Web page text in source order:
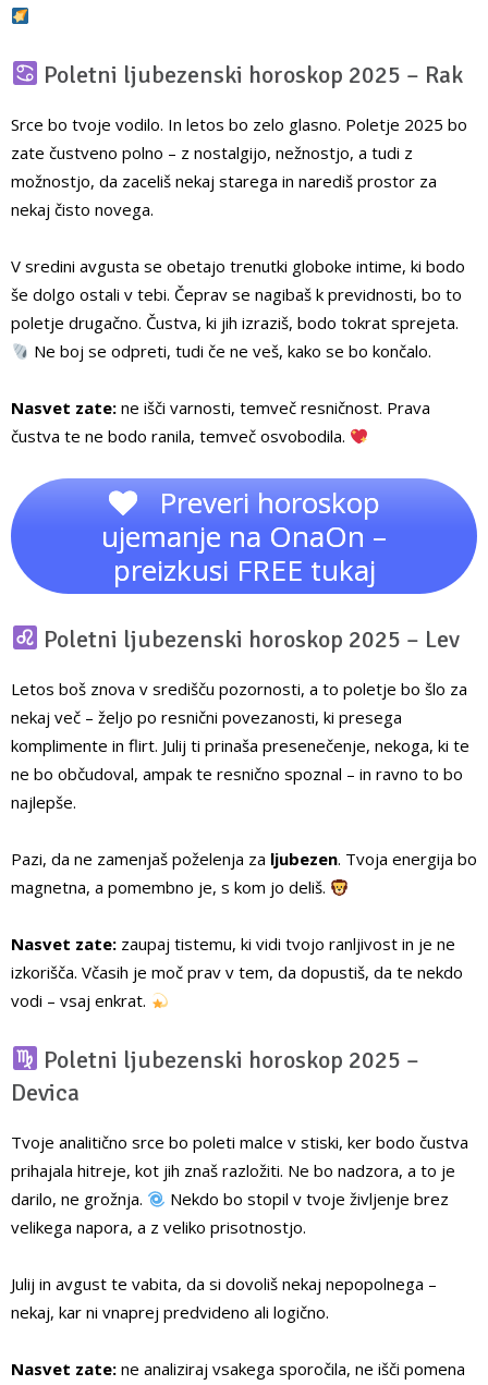
Poletni ljubezenski horoskop 2025 – Rak
Srce bo tvoje vodilo. In letos bo zelo glasno. Poletje 2025 bo
zate čustveno polno – z nostalgijo, nežnostjo, a tudi z
možnostjo, da zaceliš nekaj starega in narediš prostor za
nekaj čisto novega.
V sredini avgusta se obetajo trenutki globoke intime, ki bodo
še dolgo ostali v tebi. Čeprav se nagibaš k previdnosti, bo to
poletje drugačno. Čustva, ki jih izraziš, bodo tokrat sprejeta.
Ne boj se odpreti, tudi če ne veš, kako se bo končalo.
Nasvet zate: ne išči varnosti, temveč resničnost. Prava
čustva te ne bodo ranila, temveč osvobodila.
Preveri horoskop
ujemanje na OnaOn –
preizkusi FREE tukaj
Poletni ljubezenski horoskop 2025 – Lev
Letos boš znova v središču pozornosti, a to poletje bo šlo za
nekaj več – željo po resnični povezanosti, ki presega
komplimente in flirt. Julij ti prinaša presenečenje, nekoga, ki te
ne bo občudoval, ampak te resnično spoznal – in ravno to bo
najlepše.
Pazi, da ne zamenjaš poželenja za ljubezen. Tvoja energija bo
magnetna, a pomembno je, s kom jo deliš.
Nasvet zate: zaupaj tistemu, ki vidi tvojo ranljivost in je ne
izkorišča. Včasih je moč prav v tem, da dopustiš, da te nekdo
vodi – vsaj enkrat.
Poletni ljubezenski horoskop 2025 –
Devica
Tvoje analitično srce bo poleti malce v stiski, ker bodo čustva
prihajala hitreje, kot jih znaš razložiti. Ne bo nadzora, a to je
darilo, ne grožnja.
Nekdo bo stopil v tvoje življenje brez
velikega napora, a z veliko prisotnostjo.
Julij in avgust te vabita, da si dovoliš nekaj nepopolnega –
nekaj, kar ni vnaprej predvideno ali logično.
Nasvet zate: ne analiziraj vsakega sporočila, ne išči pomena